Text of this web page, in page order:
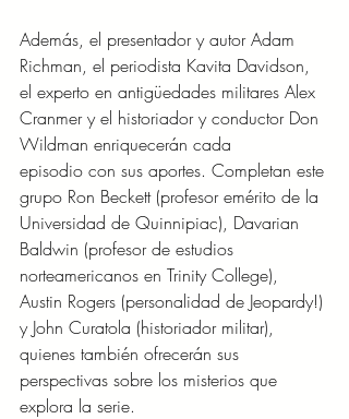
Además, el presentador y autor Adam
Richman, el periodista Kavita Davidson,
el experto en antigüedades militares Alex
Cranmer y el historiador y conductor Don
Wildman enriquecerán cada
episodio con sus aportes. Completan este
grupo Ron Beckett (profesor emérito de la
Universidad de Quinnipiac), Davarian
Baldwin (profesor de estudios
norteamericanos en Trinity College),
Austin Rogers (personalidad de Jeopardy!)
y John Curatola (historiador militar),
quienes también ofrecerán sus
perspectivas sobre los misterios que
explora la serie.